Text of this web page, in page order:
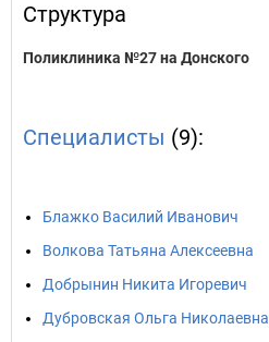
Структура
Поликлиника №27 на Донского
Специалисты (9):
Блажко Василий Иванович
Волкова Татьяна Алексеевна
Добрынин Никита Игоревич
Дубровская Ольга Николаевна